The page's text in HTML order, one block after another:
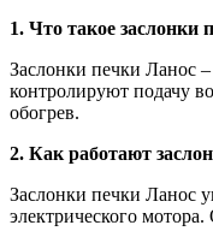
1. Что такое заслонки
Заслонки печки Ланос
контролируют подачу
обогрев.
2. Как работают
Заслонки печки Ланос
электрического